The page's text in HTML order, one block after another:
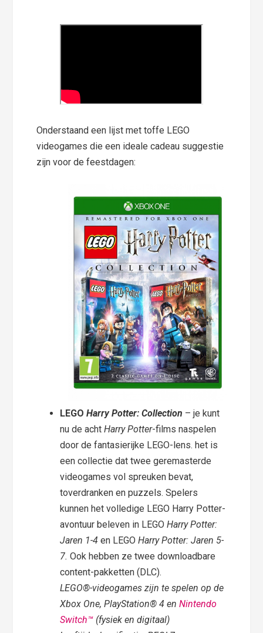
Onderstaand een lijst met toffe LEGO
videogames die een ideale cadeau suggestie
zijn voor de feestdagen:
LEGO Harry Potter: Collection – je kunt
nu de achtHarry Potter-films naspelen
door de fantasierijke LEGO-lens. het is
een collectie dat twee geremasterde
videogames vol spreuken bevat,
toverdranken en puzzels. Spelers
kunnen het volledige LEGO Harry Potter-
avontuur beleven in LEGOHarry Potter:
Jaren 1-4 en LEGOHarry Potter: Jaren 5-
7.Ook hebben ze twee downloadbare
content-pakketten (DLC).
LEGO®-videogames zijn te spelen op de
Xbox One, PlayStation® 4 en Nintendo
Switch™ (fysiek en digitaal)